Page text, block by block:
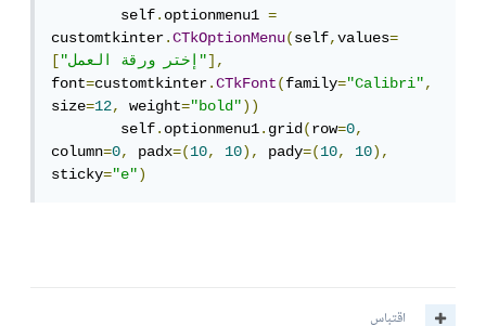
        self
.optionmenu1 =
customtkinter.CTkOptionMenu(self,values=
[
"إختر ورقة العمل"],
font=customtkinter.CTkFont(family="Calibri",
size=12, weight="bold"))
        self
.optionmenu1.grid(row=0,
column=0, padx=(10, 10), pady=(10, 10),
sticky="e")
اقتباس